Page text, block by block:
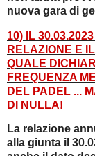
nuova gara di
10) IL
RELAZIONE E
QUALE
FREQUENZA
DEL PADEL ...
DI NULLA!
La relazione
alla giunta il